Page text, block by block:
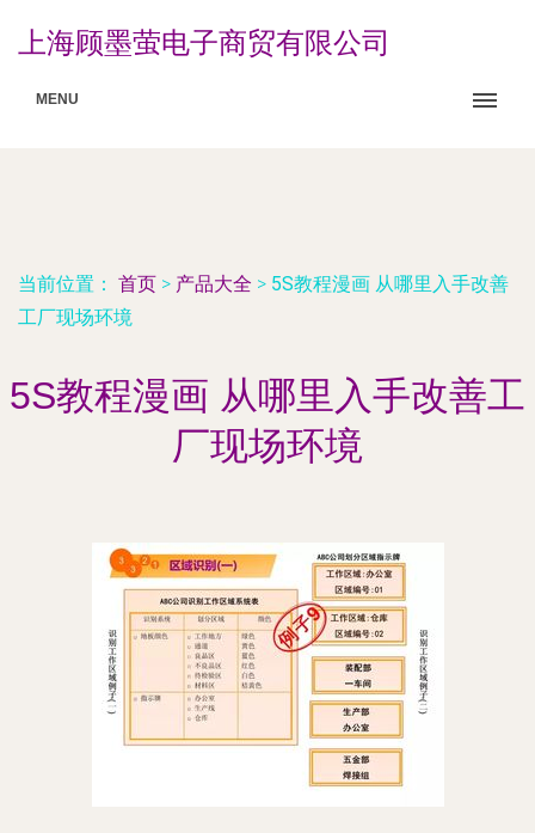
上海顾墨萤电子商贸有限公司
MENU
当前位置： 首页 > 产品大全 > 5S教程漫画 从哪里入手改善
工厂现场环境
5S教程漫画 从哪里入手改善工
厂现场环境